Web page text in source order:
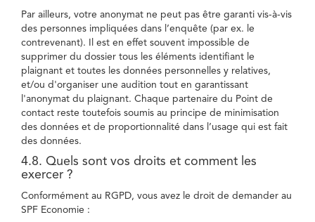
Par ailleurs, votre anonymat ne peut pas être garanti vis-à-vis
des personnes impliquées dans l’enquête (par ex. le
contrevenant). Il est en effet souvent impossible de
supprimer du dossier tous les éléments identifiant le
plaignant et toutes les données personnelles y relatives,
et/ou d'organiser une audition tout en garantissant
l'anonymat du plaignant. Chaque partenaire du Point de
contact reste toutefois soumis au principe de minimisation
des données et de proportionnalité dans l’usage qui est fait
des données.
4.8. Quels sont vos droits et comment les
exercer ?
Conformément au RGPD, vous avez le droit de demander au
SPF Economie :